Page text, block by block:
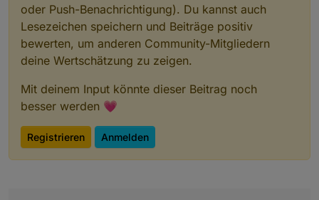
oder Push-Benachrichtigung). Du kannst auch
Lesezeichen speichern und Beiträge positiv
bewerten, um anderen Community-Mitgliedern
deine Wertschätzung zu zeigen.
Mit deinem Input könnte dieser Beitrag noch
besser werden 💗
Registrieren Anmelden